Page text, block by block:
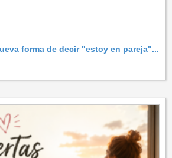
forma de decir "estoy en pareja"...